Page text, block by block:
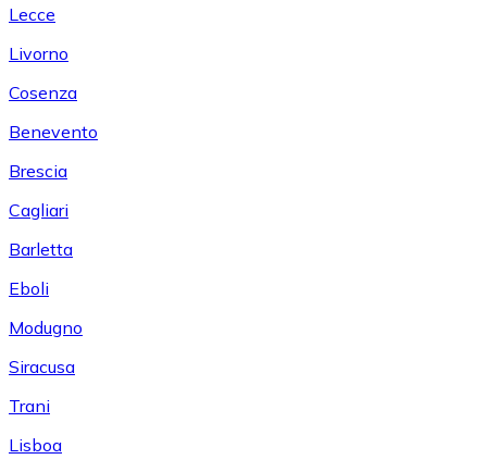
Lecce
Livorno
Cosenza
Benevento
Brescia
Cagliari
Barletta
Eboli
Modugno
Siracusa
Trani
Lisboa